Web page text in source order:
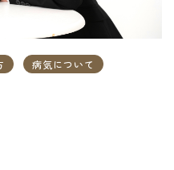
病気について